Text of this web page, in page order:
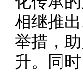
相继推
举措，
升。同